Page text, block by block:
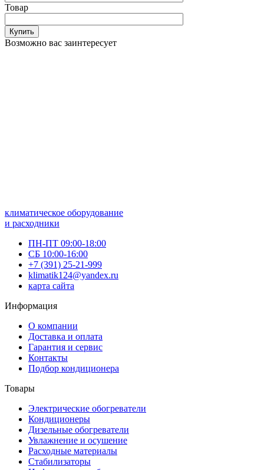
Товар
Возможно вас заинтересует
климатическое оборудование
и расходники
ПН-ПТ 09:00-18:00
СБ 10:00-16:00
+7 (391) 25-21-999
klimatik124@yandex.ru
карта сайта
Информация
О компании
Доставка и оплата
Гарантия и сервис
Контакты
Подбор кондиционера
Товары
Электрические обогреватели
Кондиционеры
Дизельные обогреватели
Увлажнение и осушение
Расходные материалы
Стабилизаторы